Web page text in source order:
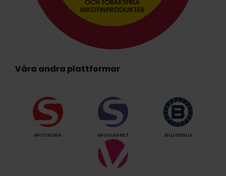
Våra andra plattformar
SNUSSIDAN SNUSLAGRET BILLIGSNUS